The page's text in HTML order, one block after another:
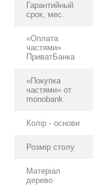
Гарантийный
срок, мес.
«Оплата
частями»
ПриватБанка
«Покупка
частями» от
monobank
Колір - основи
Розмір столу
Матеріал
дерево